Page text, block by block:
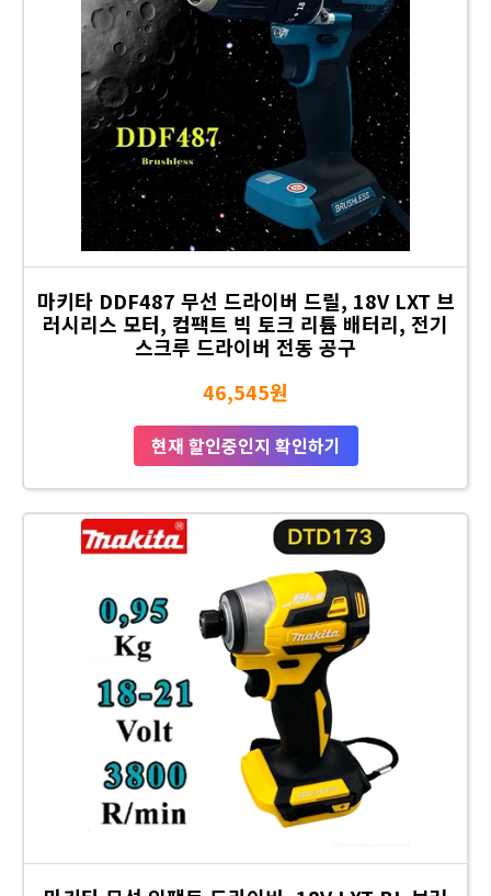
마키타 DDF487 무선 드라이버 드릴, 18V LXT 브
러시리스 모터, 컴팩트 빅 토크 리튬 배터리, 전기
스크루 드라이버 전동 공구
46,545원
현재 할인중인지 확인하기